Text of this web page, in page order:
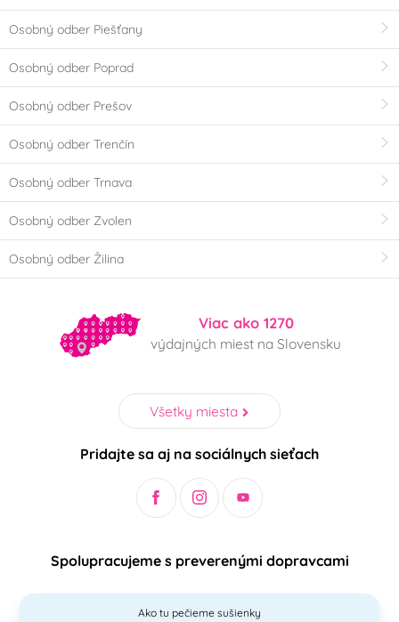
Osobný odber Piešťany
Osobný odber Poprad
Osobný odber Prešov
Osobný odber Trenčín
Osobný odber Trnava
Osobný odber Zvolen
Osobný odber Žilina
Viac ako 1270
výdajných miest na Slovensku
Všetky miesta
Pridajte sa aj na sociálnych sieťach
Spolupracujeme s preverenými dopravcami
Ako tu pečieme sušienky